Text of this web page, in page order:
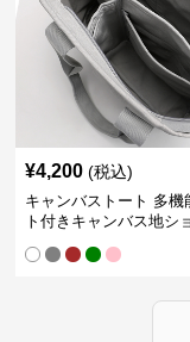
¥4,200 (税込)
キャンバストート 多機
ト付きキャンバス地シ